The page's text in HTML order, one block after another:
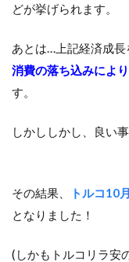
どが挙げられます。
あとは…上記経済成長
消費の落ち込みによ
す。
しかししかし、良い
その結果、 トルコ10
となりました！
(しかもトルコリラ安